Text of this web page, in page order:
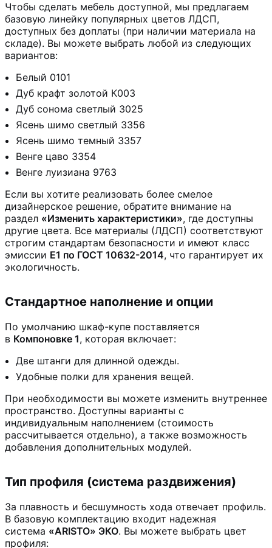
Чтобы сделать мебель доступной, мы предлагаем
базовую линейку популярных цветов ЛДСП,
доступных без доплаты (при наличии материала на
складе). Вы можете выбрать любой из следующих
вариантов:
Белый 0101
Дуб крафт золотой К003
Дуб сонома светлый 3025
Ясень шимо светлый 3356
Ясень шимо темный 3357
Венге цаво 3354
Венге луизиана 9763
Если вы хотите реализовать более смелое
дизайнерское решение, обратите внимание на
раздел «Изменить характеристики», где доступны
другие цвета. Все материалы (ЛДСП) соответствуют
строгим стандартам безопасности и имеют класс
эмиссии Е1 по ГОСТ 10632-2014, что гарантирует их
экологичность.
Стандартное наполнение и опции
По умолчанию шкаф-купе поставляется
в Компоновке 1, которая включает:
Две штанги для длинной одежды.
Удобные полки для хранения вещей.
При необходимости вы можете изменить внутреннее
пространство. Доступны варианты с
индивидуальным наполнением (стоимость
рассчитывается отдельно), а также возможность
добавления дополнительных модулей.
Тип профиля (система раздвижения)
За плавность и бесшумность хода отвечает профиль.
В базовую комплектацию входит надежная
система «ARISTO» ЭКО. Вы можете выбрать цвет
профиля: